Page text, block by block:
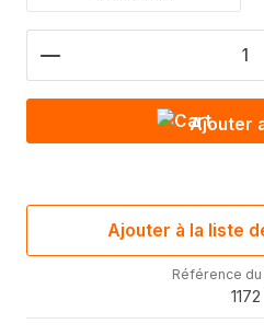
Nombre de produits :
Ajouter
Ajouter à la liste
Référence
1172